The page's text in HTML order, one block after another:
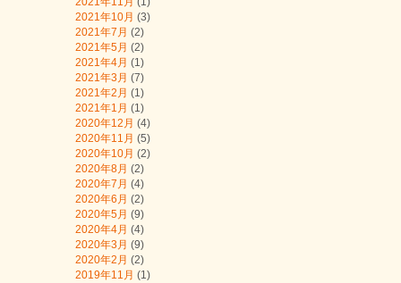
2021年10月 (3)
2021年7月 (2)
2021年5月 (2)
2021年4月 (1)
2021年3月 (7)
2021年2月 (1)
2021年1月 (1)
2020年12月 (4)
2020年11月 (5)
2020年10月 (2)
2020年8月 (2)
2020年7月 (4)
2020年6月 (2)
2020年5月 (9)
2020年4月 (4)
2020年3月 (9)
2020年2月 (2)
2019年11月 (1)